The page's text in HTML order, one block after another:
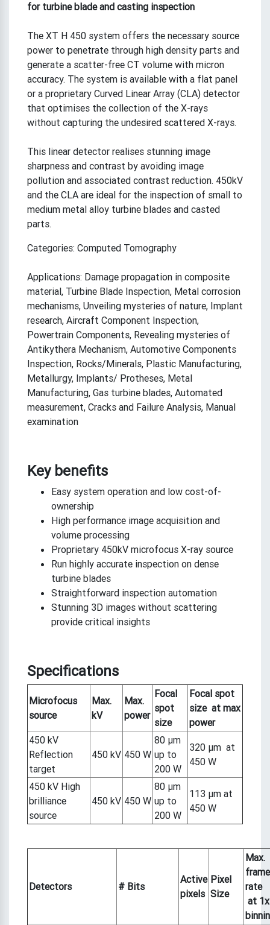
for turbine blade and casting inspection
The XT H 450 system offers the necessary source
power to penetrate through high density parts and
generate a scatter-free CT volume with micron
accuracy. The system is available with a flat panel
or a proprietary Curved Linear Array (CLA) detector
that optimises the collection of the X-rays
without capturing the undesired scattered X-rays.
This linear detector realises stunning image
sharpness and contrast by avoiding image
pollution and associated contrast reduction. 450kV
and the CLA are ideal for the inspection of small to
medium metal alloy turbine blades and casted
parts.
Categories: Computed Tomography
Applications: Damage propagation in composite
material, Turbine Blade Inspection, Metal corrosion
mechanisms, Unveiling mysteries of nature, Implant
research, Aircraft Component Inspection,
Powertrain Components, Revealing mysteries of
Antikythera Mechanism, Automotive Components
Inspection, Rocks/Minerals, Plastic Manufacturing,
Metallurgy, Implants/ Protheses, Metal
Manufacturing, Gas turbine blades, Automated
measurement, Cracks and Failure Analysis, Manual
examination
Key benefits
Easy system operation and low cost-of-
ownership
High performance image acquisition and
volume processing
Proprietary 450kV microfocus X-ray source
Run highly accurate inspection on dense
turbine blades
Straightforward inspection automation
Stunning 3D images without scattering
provide critical insights
Specifications
Microfocus
source
Max.
kV
Max.
power
Focal
spot
size
Focal spot
size at max
power
450 kV
Reflection
target
450 kV 450 W
80 μm
up to
200 W
320 μm at
450 W
450 kV High
brilliance
source
450 kV 450 W
80 μm
up to
200 W
113 μm at
450 W
Detectors # Bits
Active
pixels
Pixel
Size
Max.
frame
rate
at